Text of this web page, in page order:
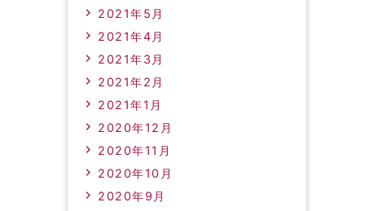
2021年5月
2021年4月
2021年3月
2021年2月
2021年1月
2020年12月
2020年11月
2020年10月
2020年9月